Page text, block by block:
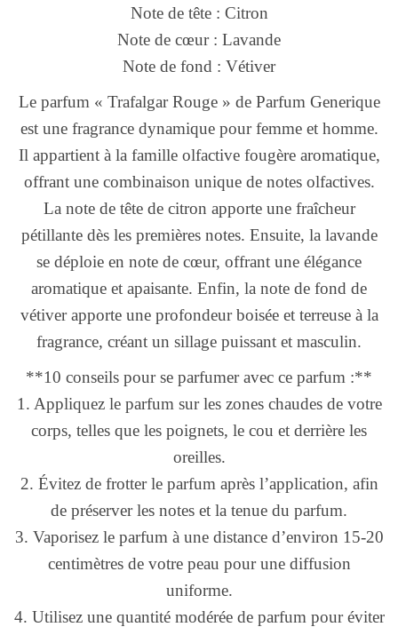
Note de tête : Citron
Note de cœur : Lavande
Note de fond : Vétiver
Le parfum « Trafalgar Rouge » de Parfum Generique
est une fragrance dynamique pour femme et homme.
Il appartient à la famille olfactive fougère aromatique,
offrant une combinaison unique de notes olfactives.
La note de tête de citron apporte une fraîcheur
pétillante dès les premières notes. Ensuite, la lavande
se déploie en note de cœur, offrant une élégance
aromatique et apaisante. Enfin, la note de fond de
vétiver apporte une profondeur boisée et terreuse à la
fragrance, créant un sillage puissant et masculin.
**10 conseils pour se parfumer avec ce parfum :**
1. Appliquez le parfum sur les zones chaudes de votre
corps, telles que les poignets, le cou et derrière les
oreilles.
2. Évitez de frotter le parfum après l’application, afin
de préserver les notes et la tenue du parfum.
3. Vaporisez le parfum à une distance d’environ 15-20
centimètres de votre peau pour une diffusion
uniforme.
4. Utilisez une quantité modérée de parfum pour éviter